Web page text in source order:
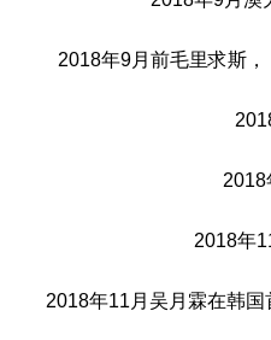
2018年9月前毛里求斯
2018
2018年
2018年11月吴月霖在韩